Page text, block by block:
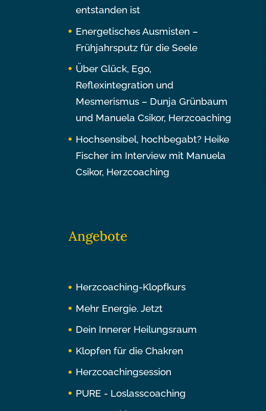
entstanden ist
Energetisches Ausmisten –
Frühjahrsputz für die Seele
Über Glück, Ego,
Reflexintegration und
Mesmerismus – Dunja Grünbaum
und Manuela Csikor, Herzcoaching
Hochsensibel, hochbegabt? Heike
Fischer im Interview mit Manuela
Csikor, Herzcoaching
Angebote
Herzcoaching-Klopfkurs
Mehr Energie. Jetzt
Dein Innerer Heilungsraum
Klopfen für die Chakren
Herzcoachingsession
PURE - Loslasscoaching